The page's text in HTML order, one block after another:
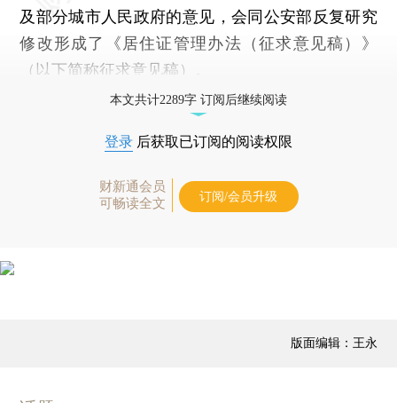
及部分城市人民政府的意见，会同公安部反复研究
修改形成了《居住证管理办法（征求意见稿）》
（以下简称征求意见稿）。
本文共计2289字 订阅后继续阅读
登录 后获取已订阅的阅读权限
财新通会员
可畅读全文
订阅/会员升级
版面编辑：王永